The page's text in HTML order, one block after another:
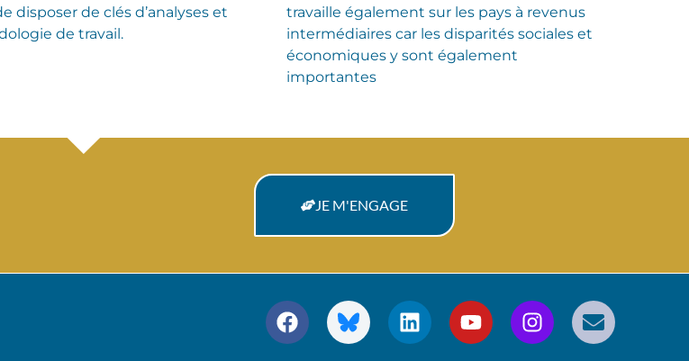
disposer de clés d’analyses et
de travail.
travaille également sur les pays à revenus
intermédiaires car les disparités sociales et
économiques y sont également
importantes
JE M'ENGAGE